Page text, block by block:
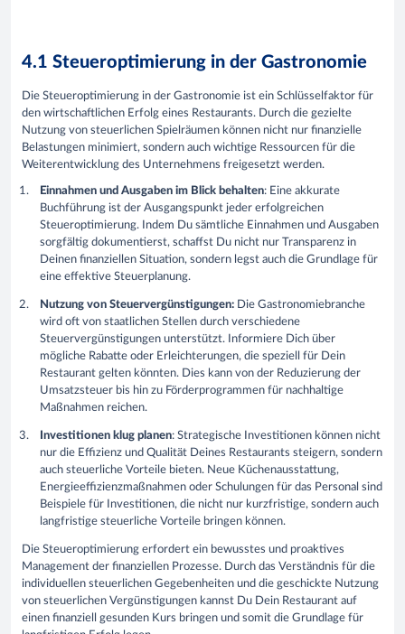
4.1 Steueroptimierung in der Gastronomie
Die Steueroptimierung in der Gastronomie ist ein Schlüsselfaktor für
den wirtschaftlichen Erfolg eines Restaurants. Durch die gezielte
Nutzung von steuerlichen Spielräumen können nicht nur finanzielle
Belastungen minimiert, sondern auch wichtige Ressourcen für die
Weiterentwicklung des Unternehmens freigesetzt werden.
Einnahmen und Ausgaben im Blick behalten: Eine akkurate
Buchführung ist der Ausgangspunkt jeder erfolgreichen
Steueroptimierung. Indem Du sämtliche Einnahmen und Ausgaben
sorgfältig dokumentierst, schaffst Du nicht nur Transparenz in
Deinen finanziellen Situation, sondern legst auch die Grundlage für
eine effektive Steuerplanung.
Nutzung von Steuervergünstigungen: Die Gastronomiebranche
wird oft von staatlichen Stellen durch verschiedene
Steuervergünstigungen unterstützt. Informiere Dich über
mögliche Rabatte oder Erleichterungen, die speziell für Dein
Restaurant gelten könnten. Dies kann von der Reduzierung der
Umsatzsteuer bis hin zu Förderprogrammen für nachhaltige
Maßnahmen reichen.
Investitionen klug planen: Strategische Investitionen können nicht
nur die Effizienz und Qualität Deines Restaurants steigern, sondern
auch steuerliche Vorteile bieten. Neue Küchenausstattung,
Energieeffizienzmaßnahmen oder Schulungen für das Personal sind
Beispiele für Investitionen, die nicht nur kurzfristige, sondern auch
langfristige steuerliche Vorteile bringen können.
Die Steueroptimierung erfordert ein bewusstes und proaktives
Management der finanziellen Prozesse. Durch das Verständnis für die
individuellen steuerlichen Gegebenheiten und die geschickte Nutzung
von steuerlichen Vergünstigungen kannst Du Dein Restaurant auf
einen finanziell gesunden Kurs bringen und somit die Grundlage für